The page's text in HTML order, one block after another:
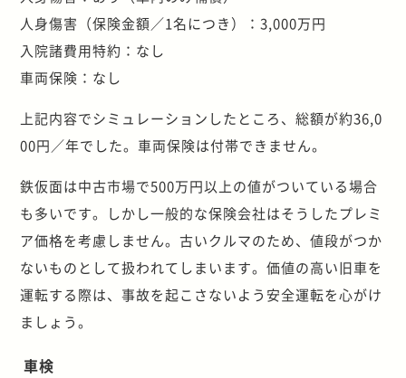
人身傷害（保険金額／1名につき）：3,000万円
入院諸費用特約：なし
車両保険：なし
上記内容でシミュレーションしたところ、総額が約36,0
00円／年でした。車両保険は付帯できません。
鉄仮面は中古市場で500万円以上の値がついている場合
も多いです。しかし一般的な保険会社はそうしたプレミ
ア価格を考慮しません。古いクルマのため、値段がつか
ないものとして扱われてしまいます。価値の高い旧車を
運転する際は、事故を起こさないよう安全運転を心がけ
ましょう。
車検